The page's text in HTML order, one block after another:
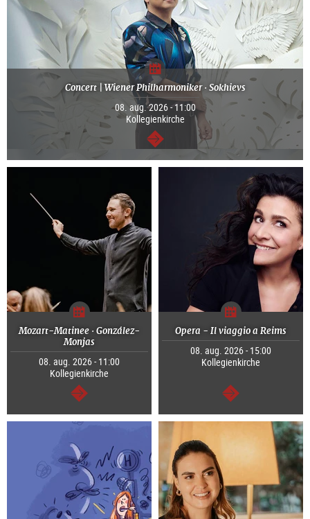
Concert | Wiener Philharmoniker · Sokhievs
08. aug. 2026 - 11:00
Kollegienkirche
Tovább
Mozart-Matinee · González-
Monjas
08. aug. 2026 - 11:00
Kollegienkirche
Tovább
Opera - Il viaggio a Reims
08. aug. 2026 - 15:00
Kollegienkirche
Tovább